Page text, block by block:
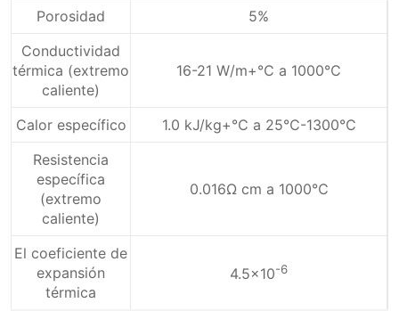
Porosidad
5%
Conductividad
térmica (extremo
caliente)
16-21 W/m+℃ a 1000℃
Calor específico
1.0 kJ/kg+℃ a 25℃-1300℃
Resistencia
específica
(extremo
caliente)
0.016Ω cm a 1000℃
El coeficiente de
expansión
térmica
4.5×10-6